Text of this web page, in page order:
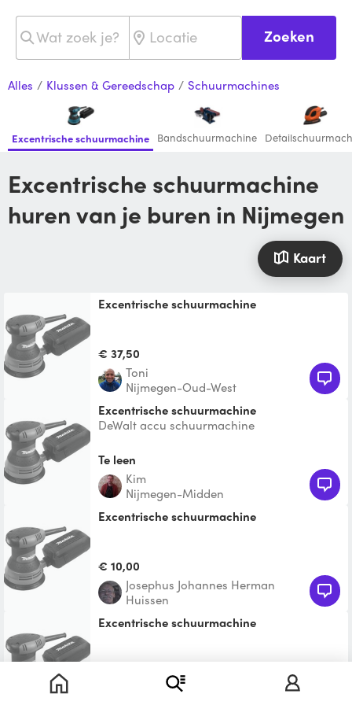
Zoeken
Alles / Klussen & Gereedschap / Schuurmachines
Excentrische schuurmachine Bandschuurmachine
Excentrische schuurmachine
huren van je buren in Nijmegen
Kaart
Excentrische schuurmachine
€ 37,50
Toni
Nijmegen-Oud-West
Excentrische schuurmachine
DeWalt accu schuurmachine
Te leen
Kim
Nijmegen-Midden
Excentrische schuurmachine
€ 10,00
Josephus Johannes Herman
Huissen
Excentrische schuurmachine
Bernadine